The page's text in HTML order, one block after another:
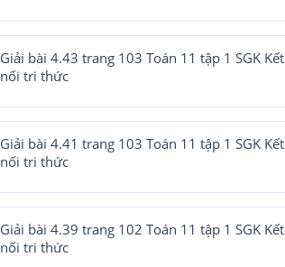
Giải bài 4.43 trang 103 Toán 11 tập 1 SGK Kết
nối tri thức
Giải bài 4.41 trang 103 Toán 11 tập 1 SGK Kết
nối tri thức
Giải bài 4.39 trang 102 Toán 11 tập 1 SGK Kết
nối tri thức